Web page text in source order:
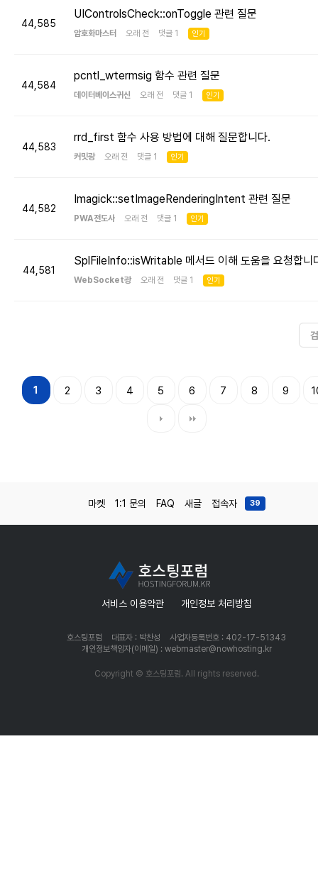
44,585
UIControlsCheck::onToggle 관련 질문
암호화마스터 오래 전 댓글 1 인기
44,584
pcntl_wtermsig 함수 관련 질문
데이터베이스귀신 오래 전 댓글 1 인기
44,583
rrd_first 함수 사용 방법에 대해 질문합니다.
커밋광 오래 전 댓글 1 인기
44,582
Imagick::setImageRenderingIntent 관련 질문
PWA전도사 오래 전 댓글 1 인기
44,581
SplFileInfo::isWritable 메서드 이해 도움을 요청합니
WebSocket광 오래 전 댓글 1 인기
1 2 3 4 5 6 7 8 9
마켓 1:1 문의 FAQ 새글 접속자 39
서비스 이용약관 개인정보 처리방침
호스팅포럼 대표자 : 박찬성
사업자등록번호 : 402-17-51343
개인정보책임자(이메일) : webmaster@nowhosting.kr
Copyright © 호스팅포럼. All rights reserved.